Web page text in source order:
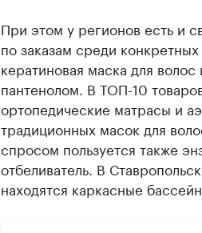
При этом у регионов есть и
по заказам среди
кератиновая маска для
пантенолом. В ТОП-10
ортопедические матрасы и
традиционных масок для
спросом пользуется также
отбеливатель. В
находятся каркасные